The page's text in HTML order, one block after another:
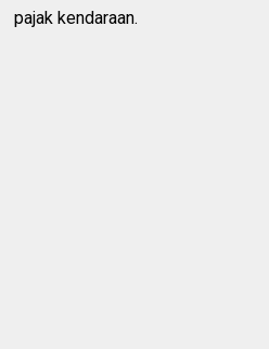
pajak kendaraan.